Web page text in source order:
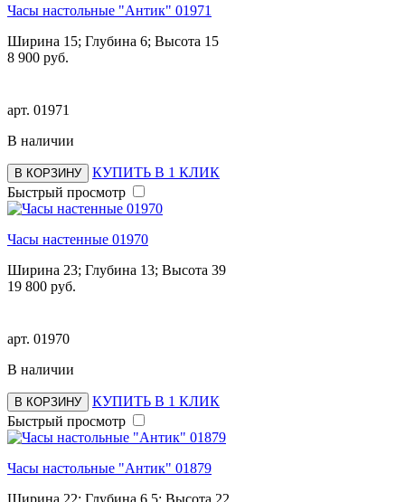
Часы настольные "Антик" 01971
Ширина 15; Глубина 6; Высота 15
8 900 руб.
арт. 01971
В наличии
В КОРЗИНУ
КУПИТЬ В 1 КЛИК
Быстрый просмотр
Часы настенные 01970
Ширина 23; Глубина 13; Высота 39
19 800 руб.
арт. 01970
В наличии
В КОРЗИНУ
КУПИТЬ В 1 КЛИК
Быстрый просмотр
Часы настольные "Антик" 01879
Ширина 22; Глубина 6,5; Высота 22